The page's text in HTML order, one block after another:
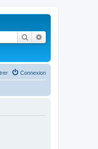
Rechercher
Connexion